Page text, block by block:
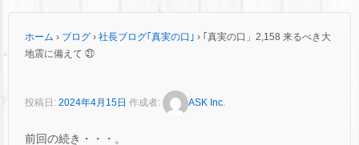
ホーム › ブログ › 社長ブログ｢真実の口｣ › ｢真実の口」2,158 来るべき大
地震に備えて ㉑
投稿日: 2024年4月15日 作成者: ASK Inc.
前回の続き・・・。